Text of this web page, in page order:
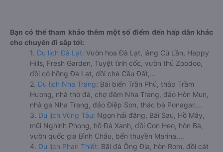
Bạn có thể tham khảo thêm một số điểm đến hấp dẫn khác
cho chuyến đi sắp tới:
1. Du lịch Đà Lạt: Vườn hoa Đà Lạt, làng Cù Lần, Happy
Hills, Fresh Garden, Tuyệt tình cốc, vườn thú Zoodoo,
đồi cỏ hồng Đà Lạt, đồi chè Cầu Đất,...
2. Du lịch Nha Trang: Bãi biển Trần Phú, tháp Trầm
Hương, nhà thờ đá, chợ đêm Nha Trang, đảo Hòn Mun,
nhà ga Nha Trang, đảo Điệp Sơn, thác bà Ponagar,...
3. Du lịch Vũng Tàu: Ngọn hải đăng, Bãi Sau, Hồ Mây,
mũi Nghinh Phong, hồ Đá Xanh, đồi Con Heo, hòn Bà,
vườn quốc gia Bình Châu, bến thuyền Marina,...
4. Du lịch Phan Thiết: Bãi đá Ông Địa, hòn Rơm, đồi cát